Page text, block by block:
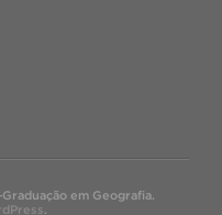
em Geografia.
.